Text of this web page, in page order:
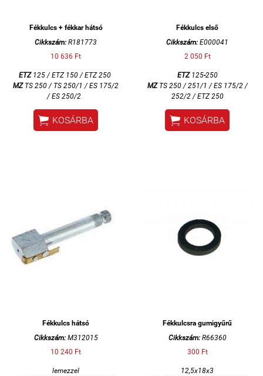
Fékkulcs + fékkar hátsó
Cikkszám: R181773
10 636 Ft
ETZ125 / ETZ 150 / ETZ 250
MZTS 250 / TS 250/1 /ES 175/2
/ ES 250/2
 KOSÁRBA
Fékkulcs első
Cikkszám: E000041
2 050 Ft
ETZ 125-250
MZTS 250 / 251/1 / ES 175/2 /
252/2 / ETZ 250
 KOSÁRBA
Fékkulcs hátsó
Cikkszám:M312015
10 240 Ft
lemezzel
Fékkulcsra gumigyűrű
Cikkszám:R66360
300 Ft
12,5x18x3